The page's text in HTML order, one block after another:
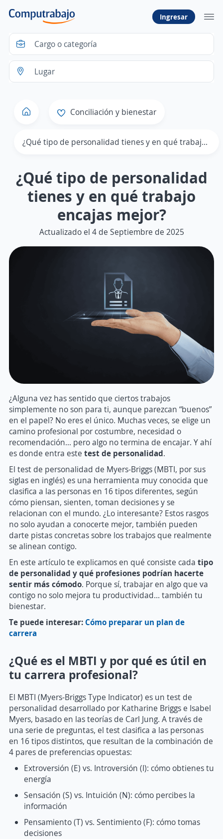
Ingresar
Conciliación y bienestar
¿Qué tipo de personalidad tienes y en qué trabajo encajas mejor?
¿Qué tipo de personalidad
tienes y en qué trabajo
encajas mejor?
Actualizado el 4 de Septiembre de 2025
¿Alguna vez has sentido que ciertos trabajos
simplemente no son para ti, aunque parezcan “buenos”
en el papel? No eres el único. Muchas veces, se elige un
camino profesional por costumbre, necesidad o
recomendación… pero algo no termina de encajar. Y ahí
es donde entra este test de personalidad.
El test de personalidad de Myers-Briggs (MBTI, por sus
siglas en inglés) es una herramienta muy conocida que
clasifica a las personas en 16 tipos diferentes, según
cómo piensan, sienten, toman decisiones y se
relacionan con el mundo. ¿Lo interesante? Estos rasgos
no solo ayudan a conocerte mejor, también pueden
darte pistas concretas sobre los trabajos que realmente
se alinean contigo.
En este artículo te explicamos en qué consiste cada tipo
de personalidad y qué profesiones podrían hacerte
sentir más cómodo. Porque sí, trabajar en algo que va
contigo no solo mejora tu productividad… también tu
bienestar.
Te puede interesar: Cómo preparar un plan de
carrera
¿Qué es el MBTI y por qué es útil en
tu carrera profesional?
El MBTI (Myers-Briggs Type Indicator) es un test de
personalidad desarrollado por Katharine Briggs e Isabel
Myers, basado en las teorías de Carl Jung. A través de
una serie de preguntas, el test clasifica a las personas
en 16 tipos distintos, que resultan de la combinación de
4 pares de preferencias opuestas:
Extroversión (E) vs. Introversión (I): cómo obtienes tu
energía
Sensación (S) vs. Intuición (N): cómo percibes la
información
Pensamiento (T) vs. Sentimiento (F): cómo tomas
decisiones